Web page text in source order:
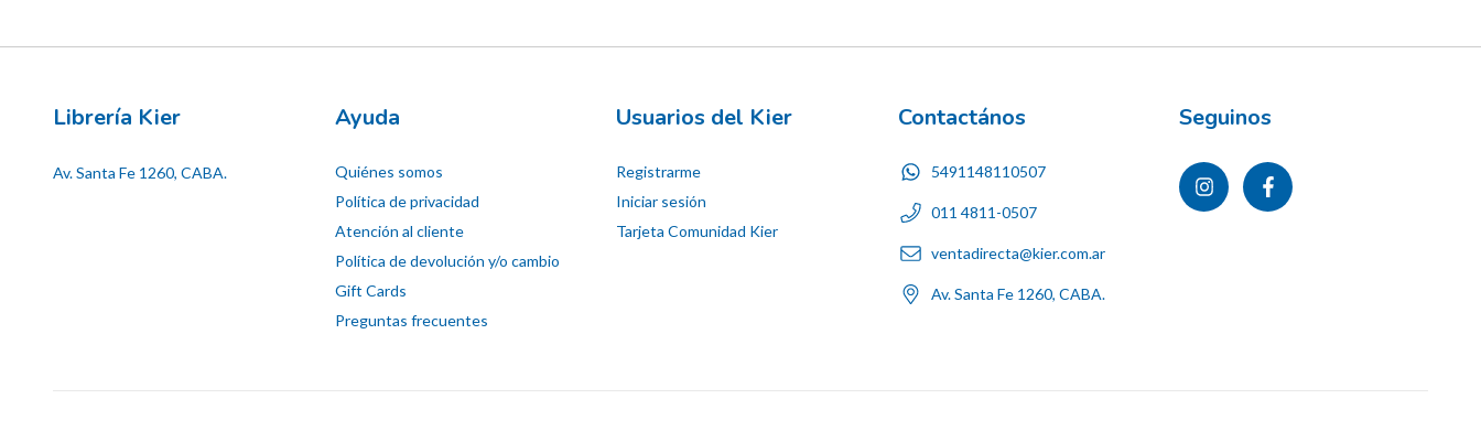
Librería Kier
Av. Santa Fe 1260, CABA.
Ayuda
Quiénes somos
Política de privacidad
Atención al cliente
Política de devolución y/o cambio
Gift Cards
Preguntas frecuentes
Usuarios del Kier
Registrarme
Iniciar sesión
Tarjeta Comunidad Kier
Contactános
5491148110507
011 4811-0507
ventadirecta@kier.com.ar
Av. Santa Fe 1260, CABA.
Seguinos